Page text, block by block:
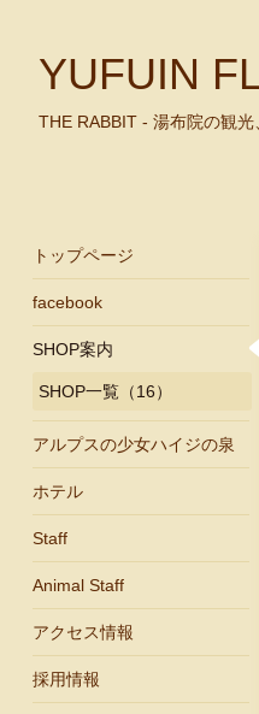
YUFUIN
THE RABBIT - 湯布院の観
トップページ
facebook
SHOP案内
SHOP一覧（16）
アルプスの少女ハイジの泉
ホテル
Staff
Animal Staff
アクセス情報
採用情報